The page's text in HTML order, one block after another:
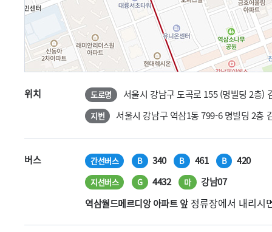
위치 도로명 서울시 강남구 도곡로 155 (명빌딩 2층)
지번 서울시 강남구 역삼1동 799-6 명빌딩 2층
버스 간선버스 B 340 B 461 B 420
지선버스 G 4432 마
강남07
역삼월드메르디앙 아파트 앞정류장에서 내리시